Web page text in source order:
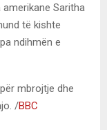
Saritha
të kishte
ndihmën e
mbrojtje dhe
/BBC